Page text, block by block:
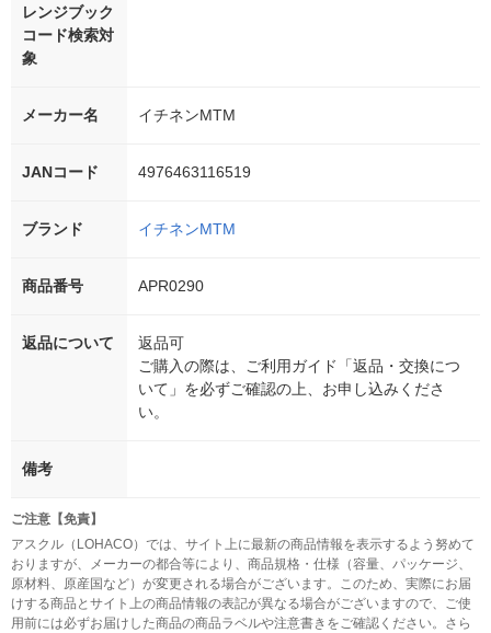
レンジブック
コード検索対
象
メーカー名 イチネンMTM
JANコード 4976463116519
ブランド イチネンMTM
商品番号 APR0290
返品について
返品可
ご購入の際は、ご利用ガイド「返品・交換につ
いて」を必ずご確認の上、お申し込みくださ
い。
備考
ご注意【免責】
アスクル（LOHACO）では、サイト上に最新の商品情報を表示するよう努めて
おりますが、メーカーの都合等により、商品規格・仕様（容量、パッケージ、
原材料、原産国など）が変更される場合がございます。このため、実際にお届
けする商品とサイト上の商品情報の表記が異なる場合がございますので、ご使
用前には必ずお届けした商品の商品ラベルや注意書きをご確認ください。さら